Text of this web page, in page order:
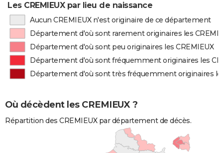
Les CREMIEUX par lieu de naissance
Aucun CREMIEUX n'est originaire de ce département
Département d'où sont rarement originaires les
Département d'où sont peu originaires les CREMIEUX
Département d'où sont fréquemment originaires les
Département d'où sont très fréquemment originaires
Où décèdent les CREMIEUX ?
Répartition des CREMIEUX par département de décès.